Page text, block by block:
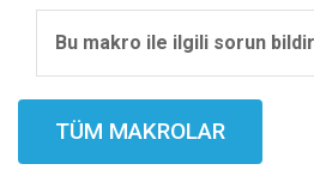
Bu makro ile ilgili sorun bildir
TÜM MAKROLAR